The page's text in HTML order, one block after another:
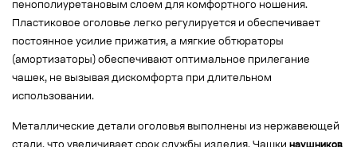
пенополиуретановым слоем для комфортного ношения.
Пластиковое оголовье легко регулируется и обеспечивает
постоянное усилие прижатия, а мягкие обтюраторы
(амортизаторы) обеспечивают оптимальное прилегание
чашек, не вызывая дискомфорта при длительном
использовании.
Металлические детали оголовья выполнены из нержавеющей